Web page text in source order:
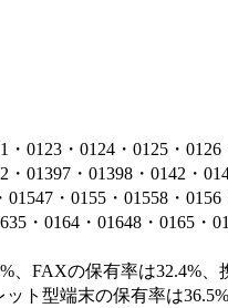
・0124・0125・0126
01397・01398・0142・
・0155・01558・0156
・0164・01648・0165・
、FAXの保有率は32.4%、
ト型端末の保有率は